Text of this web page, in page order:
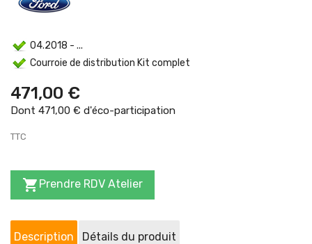
04.2018 - ...
Courroie de distribution Kit complet
471,00 €
Dont 471,00 € d'éco-participation
TTC
 Prendre RDV Atelier
Description Détails du produit